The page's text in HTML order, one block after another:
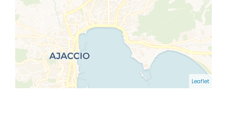
Leaflet